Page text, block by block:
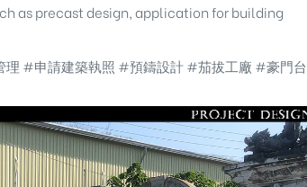
as precast design, application for building
理 #申請建築執照 #預鑄設計#茄拔工廠 #豪門台